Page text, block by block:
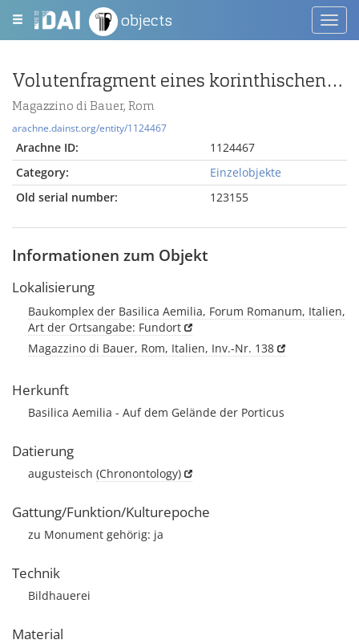
objects
Volutenfragment eines korinthischen Normalkapitells
Magazzino di Bauer, Rom
arachne.dainst.org/entity/1124467
Arachne ID:
1124467
Category:
Einzelobjekte
Old serial number:
123155
Informationen zum Objekt
Lokalisierung
Baukomplex der Basilica Aemilia, Forum Romanum, Italien,
Art der Ortsangabe: Fundort
Magazzino di Bauer, Rom, Italien, Inv.-Nr. 138
Herkunft
Basilica Aemilia - Auf dem Gelände der Porticus
Datierung
augusteisch (Chronontology)
Gattung/Funktion/Kulturepoche
zu Monument gehörig: ja
Technik
Bildhauerei
Material